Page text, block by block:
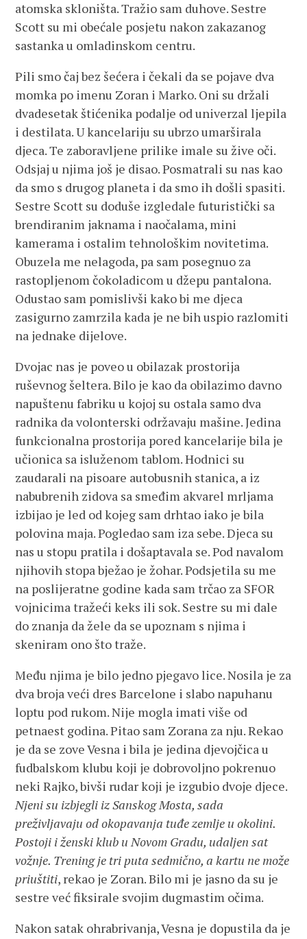
atomska skloništa. Tražio sam duhove. Sestre
Scott su mi obećale posjetu nakon zakazanog
sastanka u omladinskom centru.
Pili smo čaj bez šećera i čekali da se pojave dva
momka po imenu Zoran i Marko. Oni su držali
dvadesetak štićenika podalje od univerzal ljepila
i destilata. U kancelariju su ubrzo umarširala
djeca. Te zaboravljene prilike imale su žive oči.
Odsjaj u njima još je disao. Posmatrali su nas kao
da smo s drugog planeta i da smo ih došli spasiti.
Sestre Scott su doduše izgledale futuristički sa
brendiranim jaknama i naočalama, mini
kamerama i ostalim tehnološkim novitetima.
Obuzela me nelagoda, pa sam posegnuo za
rastopljenom čokoladicom u džepu pantalona.
Odustao sam pomislivši kako bi me djeca
zasigurno zamrzila kada je ne bih uspio razlomiti
na jednake dijelove.
Dvojac nas je poveo u obilazak prostorija
ruševnog šeltera. Bilo je kao da obilazimo davno
napuštenu fabriku u kojoj su ostala samo dva
radnika da volonterski održavaju mašine. Jedina
funkcionalna prostorija pored kancelarije bila je
učionica sa isluženom tablom. Hodnici su
zaudarali na pisoare autobusnih stanica, a iz
nabubrenih zidova sa smeđim akvarel mrljama
izbijao je led od kojeg sam drhtao iako je bila
polovina maja. Pogledao sam iza sebe. Djeca su
nas u stopu pratila i došaptavala se. Pod navalom
njihovih stopa bježao je žohar. Podsjetila su me
na poslijeratne godine kada sam trčao za SFOR
vojnicima tražeći keks ili sok. Sestre su mi dale
do znanja da žele da se upoznam s njima i
skeniram ono što traže.
Među njima je bilo jedno pjegavo lice. Nosila je za
dva broja veći dres Barcelone i slabo napuhanu
loptu pod rukom. Nije mogla imati više od
petnaest godina. Pitao sam Zorana za nju. Rekao
je da se zove Vesna i bila je jedina djevojčica u
fudbalskom klubu koji je dobrovoljno pokrenuo
neki Rajko, bivši rudar koji je izgubio dvoje djece.
Njeni su izbjegli iz Sanskog Mosta, sada
preživljavaju od okopavanja tuđe zemlje u okolini.
Postoji i ženski klub u Novom Gradu, udaljen sat
vožnje. Trening je tri puta sedmično, a kartu ne može
priuštiti, rekao je Zoran. Bilo mi je jasno da su je
sestre već fiksirale svojim dugmastim očima.
Nakon satak ohrabrivanja, Vesna je dopustila da je